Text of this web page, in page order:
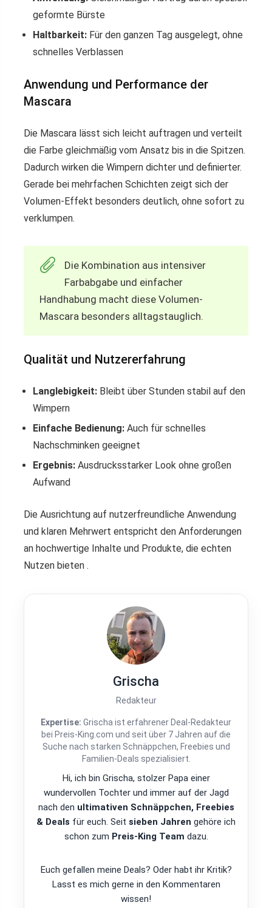
geformte Bürste
Haltbarkeit: Für den ganzen Tag ausgelegt, ohne
schnelles Verblassen
Anwendung und Performance der
Mascara
Die Mascara lässt sich leicht auftragen und verteilt
die Farbe gleichmäßig vom Ansatz bis in die Spitzen.
Dadurch wirken die Wimpern dichter und definierter.
Gerade bei mehrfachen Schichten zeigt sich der
Volumen-Effekt besonders deutlich, ohne sofort zu
verklumpen.
Die Kombination aus intensiver
Farbabgabe und einfacher
Handhabung macht diese Volumen-
Mascara besonders alltagstauglich.
Qualität und Nutzererfahrung
Langlebigkeit: Bleibt über Stunden stabil auf den
Wimpern
Einfache Bedienung: Auch für schnelles
Nachschminken geeignet
Ergebnis: Ausdrucksstarker Look ohne großen
Aufwand
Die Ausrichtung auf nutzerfreundliche Anwendung
und klaren Mehrwert entspricht den Anforderungen
an hochwertige Inhalte und Produkte, die echten
Nutzen bieten .
Grischa
Redakteur
Expertise: Grischa ist erfahrener Deal-Redakteur
bei Preis-King.com und seit über 7 Jahren auf die
Suche nach starken Schnäppchen, Freebies und
Familien-Deals spezialisiert.
Hi, ich bin Grischa, stolzer Papa einer
wundervollen Tochter und immer auf der Jagd
nach den ultimativen Schnäppchen, Freebies
& Deals für euch. Seit sieben Jahren gehöre ich
schon zum Preis-King Team dazu.
Euch gefallen meine Deals? Oder habt ihr Kritik?
Lasst es mich gerne in den Kommentaren
wissen!